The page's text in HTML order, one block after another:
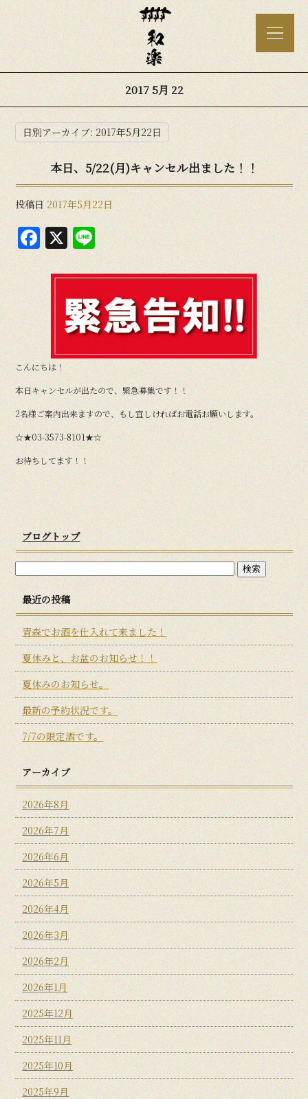
2017 5月 22
日別アーカイブ: 2017年5月22日
本日、5/22(月)キャンセル出ました！！
投稿日 2017年5月22日
F
a
c
o
k
X
e
こんにちは！
本日キャンセルが出たので、緊急募集です！！
2名様ご案内出来ますので、もし宜しければお電話お願いします。
☆★03-3573-8101★☆
お待ちしてます！！
ブログトップ
最近の投稿
青森でお酒を仕入れて来ました！
夏休みと、お盆のお知らせ！！
夏休みのお知らせ。
最新の予約状況です。
7/7の限定酒です。
アーカイブ
2026年8月
2026年7月
2026年6月
2026年5月
2026年4月
2026年3月
2026年2月
2026年1月
2025年12月
2025年11月
2025年10月
2025年9月